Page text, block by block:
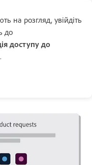
на розгляд, увійдіть
до
доступу до
.